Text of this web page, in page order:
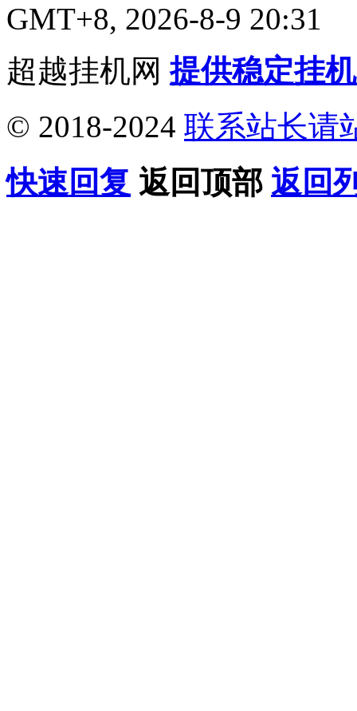
GMT+8, 2026-8-9 20:31
超越挂机网提供稳定挂
© 2018-2024 联系站长请
快速回复 返回顶部 返回